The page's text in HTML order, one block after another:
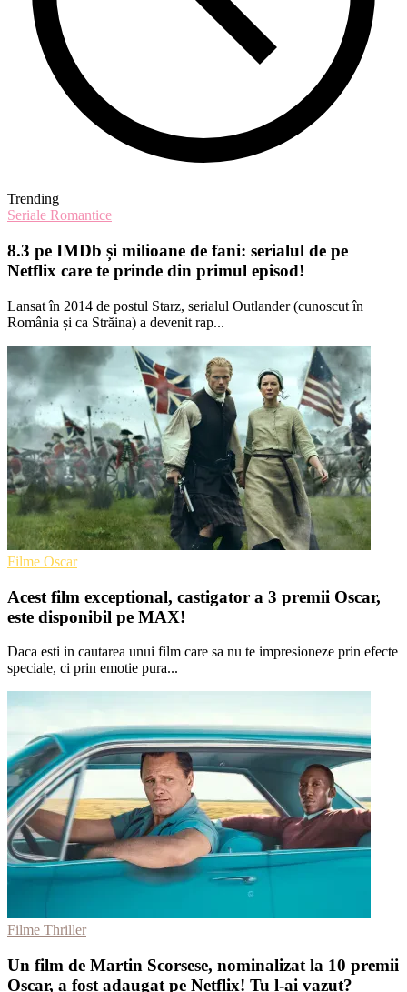
Trending
Seriale Romantice
8.3 pe IMDb și milioane de fani: serialul de pe
Netflix care te prinde din primul episod!
Lansat în 2014 de postul Starz, serialul Outlander (cunoscut în
România și ca Străina) a devenit rap...
Filme Oscar
Acest film exceptional, castigator a 3 premii Oscar,
este disponibil pe MAX!
Daca esti in cautarea unui film care sa nu te impresioneze prin efecte
speciale, ci prin emotie pura...
Filme Thriller
Un film de Martin Scorsese, nominalizat la 10 premii
Oscar, a fost adaugat pe Netflix! Tu l-ai vazut?